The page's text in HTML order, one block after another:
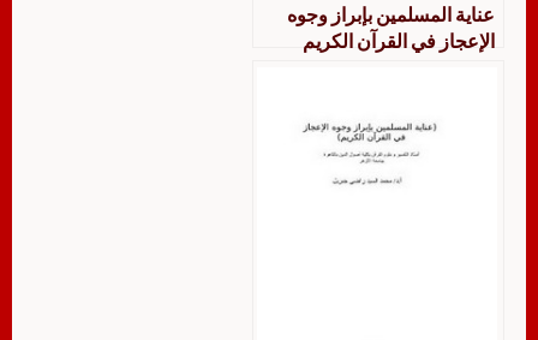
عناية المسلمين بإبراز وجوه
الإعجاز في القرآن الكريم